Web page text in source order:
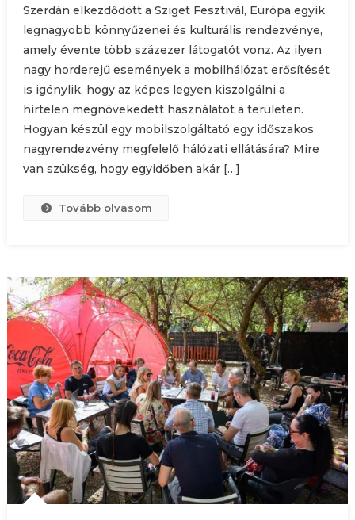
Szerdán elkezdődött a Sziget Fesztivál, Európa egyik
legnagyobb könnyűzenei és kulturális rendezvénye,
amely évente több százezer látogatót vonz. Az ilyen
nagy horderejű események a mobilhálózat erősítését
is igénylik, hogy az képes legyen kiszolgálni a
hirtelen megnövekedett használatot a területen.
Hogyan készül egy mobilszolgáltató egy időszakos
nagyrendezvény megfelelő hálózati ellátására? Mire
van szükség, hogy egyidőben akár […]
Tovább olvasom